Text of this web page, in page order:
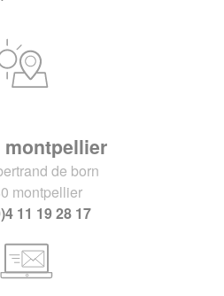
montpellier
de born
montpellier
11 19 28 17